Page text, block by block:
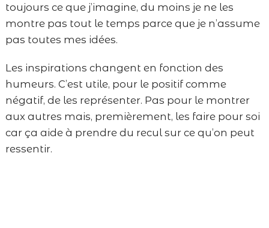
toujours ce que j’imagine, du moins je ne les
montre pas tout le temps parce que je n’assume
pas toutes mes idées.
Les inspirations changent en fonction des
humeurs. C’est utile, pour le positif comme
négatif, de les représenter. Pas pour le montrer
aux autres mais, premièrement, les faire pour soi
car ça aide à prendre du recul sur ce qu’on peut
ressentir.